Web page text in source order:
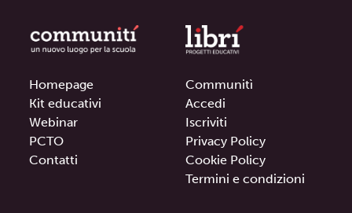
Homepage
Kit educativi
Webinar
PCTO
Contatti
Communitì
Accedi
Iscriviti
Privacy Policy
Cookie Policy
Termini e condizioni